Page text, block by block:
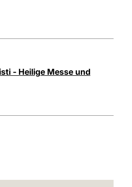
- Heilige Messe und